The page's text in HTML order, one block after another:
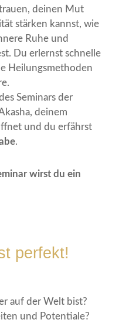
deinen Mut
stärken kannst, wie
Ruhe und
Du erlernst schnelle
Heilungsmethoden
Seminars der
deinem
und du erfährst
.
wirst du ein
perfekt!
auf der Welt bist?
und Potentiale?